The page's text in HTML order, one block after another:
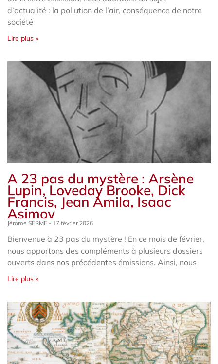
d’actualité : la pollution de l’air, conséquence de notre
société
Lire plus »
A 23 pas du mystère : Arsène
Lupin, Loveday Brooke, Dick
Francis, Jean Amila, Isaac
Asimov
Jérôme SERME 17 février 2026
Bienvenue à 23 pas du mystère ! En ce mois de février,
nous apportons des compléments à plusieurs dossiers
ouverts dans nos précédentes émissions. Ainsi, nous
Lire plus »